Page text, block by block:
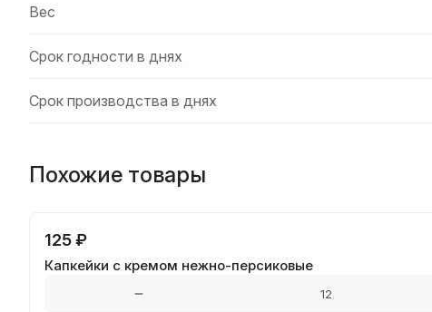
Вес
Срок годности в днях
Срок производства в днях
Похожие товары
125 ₽
Капкейки с кремом нежно-персиковые